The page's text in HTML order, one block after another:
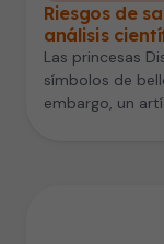
Riesgos de
análisis
Las princesas
símbolos de
embargo, un